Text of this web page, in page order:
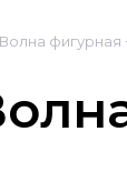
фигурная